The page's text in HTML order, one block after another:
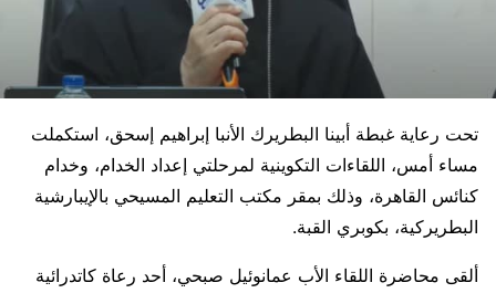
تحت رعاية غبطة أبينا البطريرك الأنبا إبراهيم إسحق، استكملت
مساء أمس، اللقاءات التكوينية لمرحلتي إعداد الخدام، وخدام
كنائس القاهرة، وذلك بمقر مكتب التعليم المسيحي بالإيبارشية
البطريركية، بكوبري القبة.
ألقى محاضرة اللقاء الأب عمانوئيل صبحي، أحد رعاة كاتدرائية